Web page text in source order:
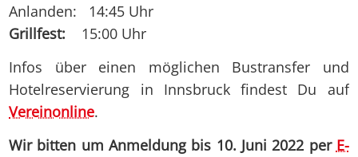
Anlanden: 14:45 Uhr
Grillfest: 15:00 Uhr
Infos über einen möglichen Bustransfer und
Hotelreservierung in Innsbruck findest Du auf
Vereinonline.
Wir bitten um Anmeldung bis 10. Juni 2022 per E-